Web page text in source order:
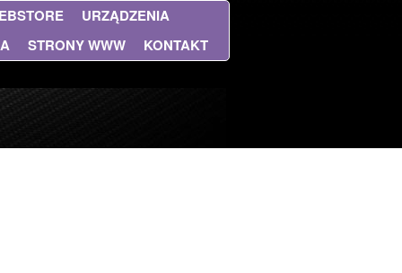
URZĄDZENIA
STRONY WWW KONTAKT